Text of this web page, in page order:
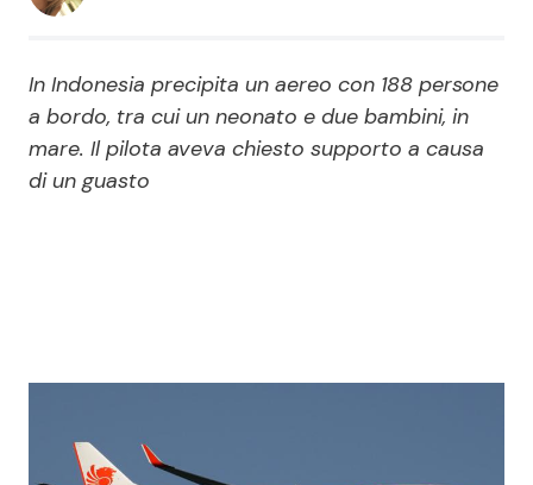
Soap Opera
ShowBiz
Benessere
In Indonesia precipita un aereo con 188 persone
a bordo, tra cui un neonato e due bambini, in
mare. Il pilota aveva chiesto supporto a causa
di un guasto